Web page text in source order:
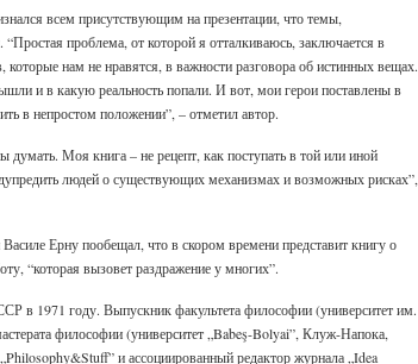
всем присутствующим на презентации, что темы,
проблема, от которой я отталкиваюсь, заключается в
нам не нравятся, в важности разговора об истинных вещах.
и в какую реальность попали. И вот, мои герои поставлены в
в непростом положении”, – отметил автор.
Моя книга – не рецепт, как поступать в той или иной
людей о существующих механизмах и возможных рисках”,
Ерну пообещал, что в скором времени представит книгу о
“которая вызовет раздражение у многих”.
в 1971 году. Выпускник факультета философии (университет им.
философии (университет „Babeş-Bolyai”, Клуж-Напока,
и ассоциированный редактор журнала „Idea